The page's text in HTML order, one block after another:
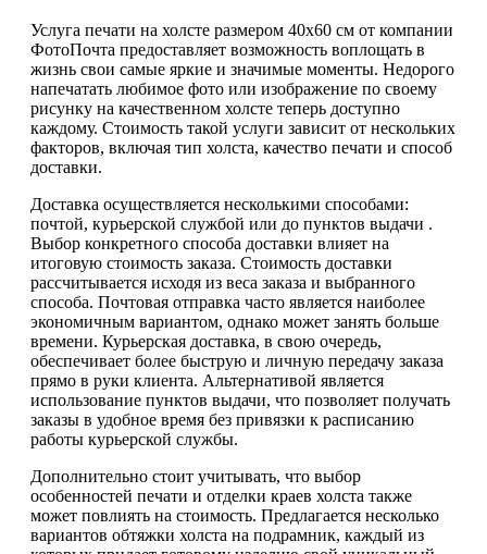
Услуга печати на холсте размером 40х60 см от компании
ФотоПочта предоставляет возможность воплощать в
жизнь свои самые яркие и значимые моменты. Недорого
напечатать любимое фото или изображение по своему
рисунку на качественном холсте теперь доступно
каждому. Стоимость такой услуги зависит от нескольких
факторов, включая тип холста, качество печати и способ
доставки.
Доставка осуществляется несколькими способами:
почтой, курьерской службой или до пунктов выдачи .
Выбор конкретного способа доставки влияет на
итоговую стоимость заказа. Стоимость доставки
рассчитывается исходя из веса заказа и выбранного
способа. Почтовая отправка часто является наиболее
экономичным вариантом, однако может занять больше
времени. Курьерская доставка, в свою очередь,
обеспечивает более быструю и личную передачу заказа
прямо в руки клиента. Альтернативой является
использование пунктов выдачи, что позволяет получать
заказы в удобное время без привязки к расписанию
работы курьерской службы.
Дополнительно стоит учитывать, что выбор
особенностей печати и отделки краев холста также
может повлиять на стоимость. Предлагается несколько
вариантов обтяжки холста на подрамник, каждый из